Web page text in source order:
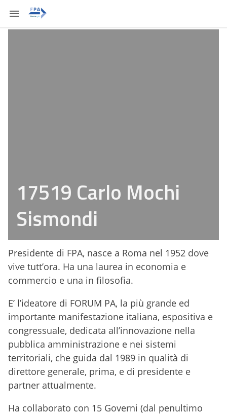
17519 Carlo Mochi
Sismondi
Presidente di FPA, nasce a Roma nel 1952 dove
vive tutt’ora. Ha una laurea in economia e
commercio e una in filosofia.
E’ l’ideatore di FORUM PA, la più grande ed
importante manifestazione italiana, espositiva e
congressuale, dedicata all’innovazione nella
pubblica amministrazione e nei sistemi
territoriali, che guida dal 1989 in qualità di
direttore generale, prima, e di presidente e
partner attualmente.
Ha collaborato con 15 Governi (dal penultimo